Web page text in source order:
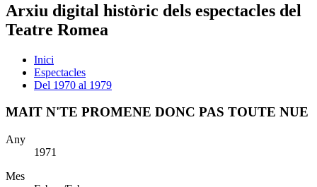
Arxiu digital històric dels espectacles del
Teatre Romea
Inici
Espectacles
Del 1970 al 1979
MAIT N'TE PROMENE DONC PAS TOUTE NUE
Any
1971
Mes